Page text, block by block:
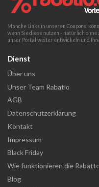
Manche Links in unseren Coupons,
wenn Sie diese nutzen - natürlich
unser Portal weiter entwickeln und
Dienst
Über uns
Unser Team Rabatio
AGB
Datenschutzerklärung
Kontakt
Impressum
Black Friday
Wie funktionieren die
Blog